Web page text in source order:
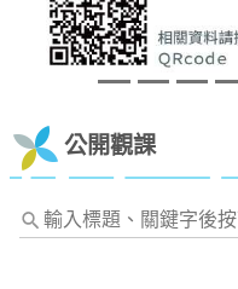
公開觀課
輸
入